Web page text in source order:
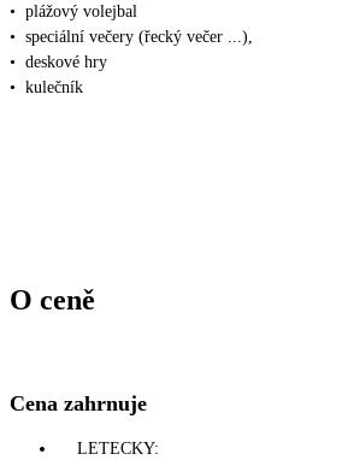
• plážový volejbal
• speciální večery (řecký večer ...),
• deskové hry
• kulečník
O ceně
Cena zahrnuje
LETECKY: